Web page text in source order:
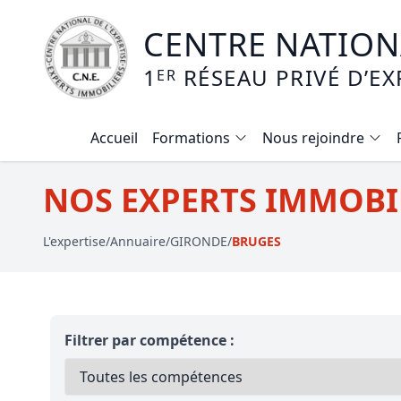
CENTRE
1 ER RÉSEAU PRIVÉ
Accueil
Formations
Formation expertise immobilière /
Expertise local commercial
Mise en copropriété
Expertise terrains agricoles,
Nous rejoindre
NOS EXPERTS
L'expertise/Annuaire/GIRONDE/BRUGES
Filtrer par compétence :